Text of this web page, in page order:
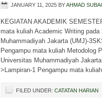
JANUARY 11, 2025 BYAHMAD
KEGIATAN AKADEMIK
mata kuliah Academic Writing
Muhammadiyah Jakarta (UMJ)-
Pengampu mata kuliah Metodolog
Universitas Muhammadiyah
>Lampiran-1 Pengampu mata
FILED UNDER: CATATAN HARIAN